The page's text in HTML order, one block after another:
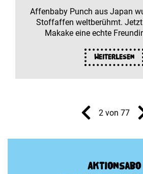
Affenbaby Punch aus Japan
Stoffaffen weltberühmt.
Makake eine echte
Weiterlesen
2 von 77
Aktionsabo